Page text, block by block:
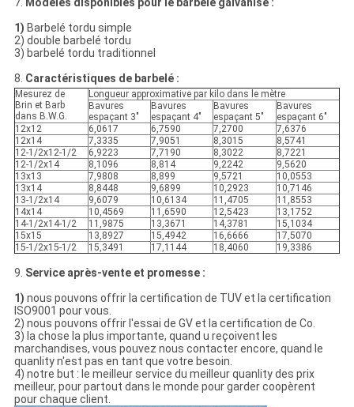
7. Modèles disponibles pour le barbelé galvanisé :
1) Barbelé tordu simple
2) double barbelé tordu
3) barbelé tordu traditionnel
8. Caractéristiques de barbelé :
Mesurez de
Brin et Barb
dans B.W.G.
Longueur approximative par kilo dans le mètre
Bavures
espaçant 3"
Bavures
espaçant 4"
Bavures
espaçant 5"
Bavures
espaçant 6"
12x12
6,0617 6,7590 7,2700
7,6376
12x14
7,3335 7,9051 8,3015
8,5741
12-1/2x12-1/2
6,9223 7,7190 8,3022
8,7221
12-1/2x14
8,1096 8,814 9,2242
9,5620
13x13
7,9808 8,899 9,5721
10,0553
13x14
8,8448 9,6899 10,2923
10,7146
13-1/2x14
9,6079 10,6134 11,4705
11,8553
14x14
10,4569 11,6590 12,5423
13,1752
14-1/2x14-1/2
11,9875 13,3671 14,3781
15,1034
15x15
13,8927 15,4942 16,6666
17,5070
15-1/2x15-1/2
15,3491 17,1144 18,4060 19,3386
9. Service après-vente et promesse :
1) nous pouvons offrir la certification de TUV et la certification
ISO9001 pour vous.
2) nous pouvons offrir l'essai de GV et la certification de Co.
3) la chose la plus importante, quand u reçoivent les
marchandises, vous pouvez nous contacter encore, quand le
quanlity n'est pas en tant que votre besoin.
4) notre but : le meilleur service du meilleur quanlity des prix
meilleur, pour partout dans le monde pour garder coopèrent
pour chaque client.